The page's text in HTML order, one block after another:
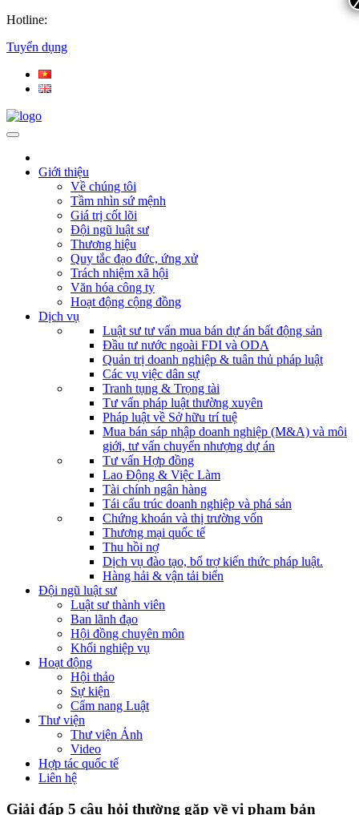
Hotline:
Tuyển dụng
Giới thiệu
Về chúng tôi
Tầm nhìn sứ mệnh
Giá trị cốt lõi
Đội ngũ luật sư
Thương hiệu
Quy tắc đạo đức, ứng xử
Trách nhiệm xã hội
Văn hóa công ty
Hoạt động cộng đồng
Dịch vụ
Luật sư tư vấn mua bán dự án bất động sản
Đầu tư nước ngoài FDI và ODA
Quản trị doanh nghiệp & tuân thủ pháp luật
Các vụ việc dân sự
Tranh tụng & Trọng tài
Tư vấn pháp luật thường xuyên
Pháp luật về Sở hữu trí tuệ
Mua bán sáp nhập doanh nghiệp (M&A) và môi
giới, tư vấn chuyển nhượng dự án
Tư vấn Hợp đồng
Lao Động & Việc Làm
Tài chính ngân hàng
Tái cấu trúc doanh nghiệp và phá sản
Chứng khoán và thị trường vốn
Thương mại quốc tế
Thu hồi nợ
Dịch vụ đào tạo, bổ trợ kiến thức pháp luật.
Hàng hải & vận tải biển
Đội ngũ luật sư
Luật sư thành viên
Ban lãnh đạo
Hội đồng chuyên môn
Khối nghiệp vụ
Hoạt động
Hội thảo
Sự kiện
Cẩm nang Luật
Thư viện
Thư viện Ảnh
Video
Hợp tác quốc tế
Liên hệ
Giải đáp 5 câu hỏi thường gặp về vi phạm bản